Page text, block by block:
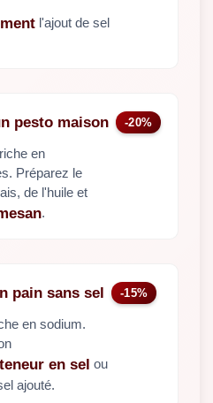
l'ajout de sel
pesto maison -20%
en
Préparez le
de l'huile et
.
pain sans sel -15%
en sodium.
en sel ou
ajouté.